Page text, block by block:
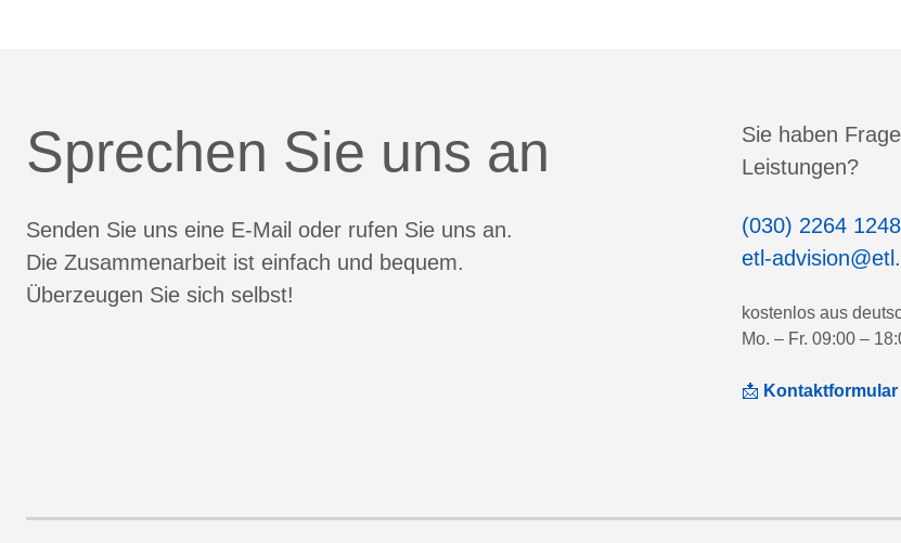
Sprechen Sie uns an
Senden Sie uns eine E-Mail oder rufen Sie uns an.
Die Zusammenarbeit ist einfach und bequem.
Überzeugen Sie sich selbst!
Sie haben
Leistungen?
(030) 2264 1248
etl-
kostenlos aus
Mo. – Fr. 09:00 –
📩 Kontaktformular